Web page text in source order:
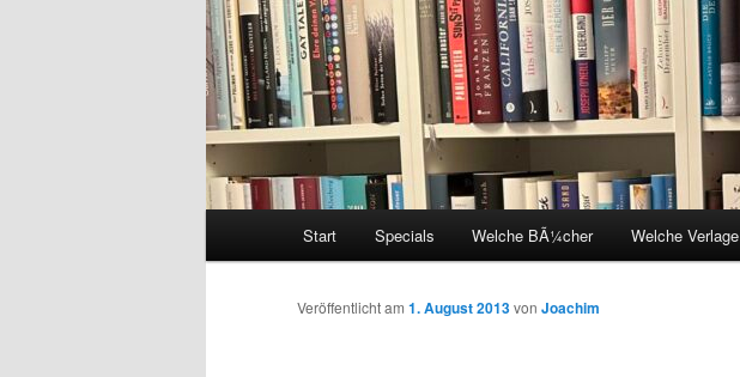
Start Specials Welche BÃ¼cher Welche Verlage
Veröffentlicht am 1. August 2013von Joachim